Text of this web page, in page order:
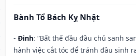
Bành Tổ Bách Kỵ Nhật
- Đinh: “Bất thế đầu đầu chủ sanh
hành việc cắt tóc để tránh đầu sinh